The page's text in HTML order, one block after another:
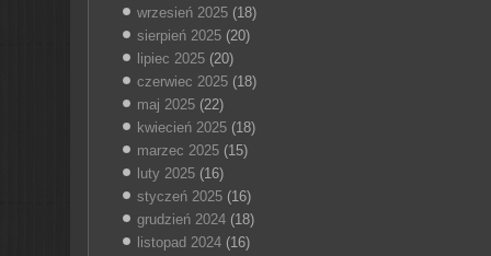
wrzesień 2025(18)
sierpień 2025(20)
lipiec 2025(20)
czerwiec 2025(18)
maj 2025(22)
kwiecień 2025(18)
marzec 2025(15)
luty 2025(16)
styczeń 2025(16)
grudzień 2024(18)
listopad 2024(16)